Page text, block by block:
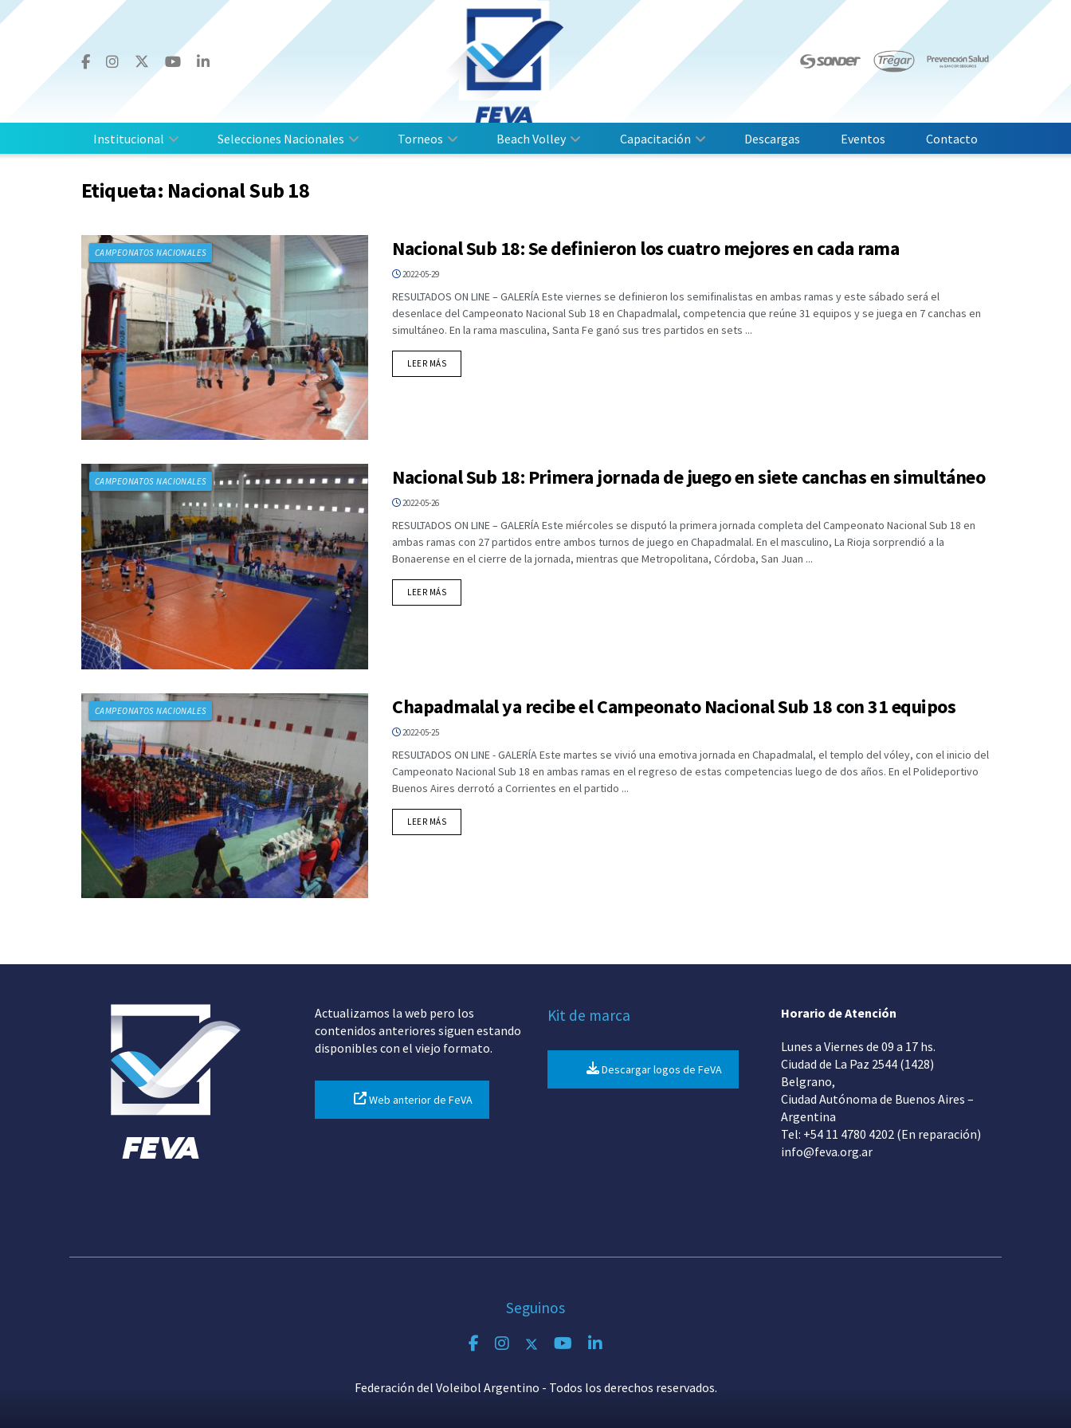
Institucional Selecciones Nacionales Torneos Beach Volley Capacitación Descargas Eventos Contacto
Etiqueta: Nacional Sub 18
CAMPEONATOS NACIONALES Nacional Sub 18: Se definieron los cuatro mejores en cada rama
2022-05-29
RESULTADOS ON LINE – GALERÍA Este viernes se definieron los semifinalistas en ambas ramas y este sábado será el
desenlace del Campeonato Nacional Sub 18 en Chapadmalal, competencia que reúne 31 equipos y se juega en 7 canchas en
simultáneo. En la rama masculina, Santa Fe ganó sus tres partidos en sets ...
LEER MÁSDETAILS
CAMPEONATOS NACIONALES Nacional Sub 18: Primera jornada de juego en siete canchas en simultáneo
2022-05-26
RESULTADOS ON LINE – GALERÍA Este miércoles se disputó la primera jornada completa del Campeonato Nacional Sub 18 en
ambas ramas con 27 partidos entre ambos turnos de juego en Chapadmalal. En el masculino, La Rioja sorprendió a la
Bonaerense en el cierre de la jornada, mientras que Metropolitana, Córdoba, San Juan ...
LEER MÁSDETAILS
CAMPEONATOS NACIONALES Chapadmalal ya recibe el Campeonato Nacional Sub 18 con 31 equipos
2022-05-25
RESULTADOS ON LINE - GALERÍA Este martes se vivió una emotiva jornada en Chapadmalal, el templo del vóley, con el inicio del
Campeonato Nacional Sub 18 en ambas ramas en el regreso de estas competencias luego de dos años. En el Polideportivo
Buenos Aires derrotó a Corrientes en el partido ...
LEER MÁSDETAILS
Actualizamos la web pero los
contenidos anteriores siguen estando
disponibles con el viejo formato.
Web anterior de FeVA
Kit de marca
Descargar logos de FeVA
Horario de Atención
Lunes a Viernes de 09 a 17 hs.
Ciudad de La Paz 2544 (1428)
Belgrano,
Ciudad Autónoma de Buenos Aires –
Argentina
Tel: +54 11 4780 4202 (En reparación)
info@feva.org.ar
Seguinos
Federación del Voleibol Argentino - Todos los derechos reservados.